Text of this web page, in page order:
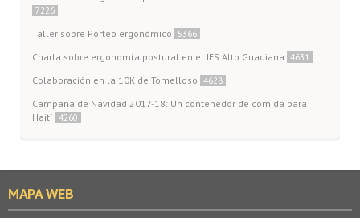
7226
Taller sobre Porteo ergonómico 5366
Charla sobre ergonomía postural en el IES Alto Guadiana 4631
Colaboración en la 10K de Tomelloso 4628
Campaña de Navidad 2017-18: Un contenedor de comida para
Haití
4260
MAPA WEB